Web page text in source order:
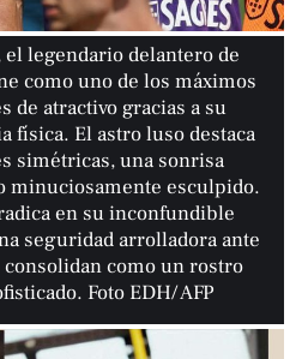
el legendario delantero de
como uno de los máximos
de atractivo gracias a su
física. El astro luso destaca
simétricas, una sonrisa
minuciosamente esculpido.
en su inconfundible
seguridad arrolladora ante
consolidan como un rostro
Foto EDH/ AFP